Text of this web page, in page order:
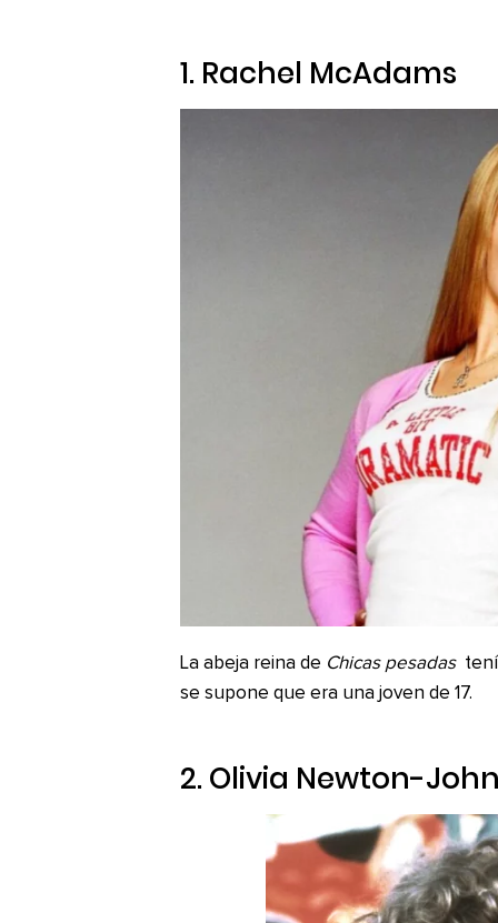
1. Rachel McAdams
La abeja reina de Chicas pesadas
se supone que era una joven de 17.
2. Olivia Newton-